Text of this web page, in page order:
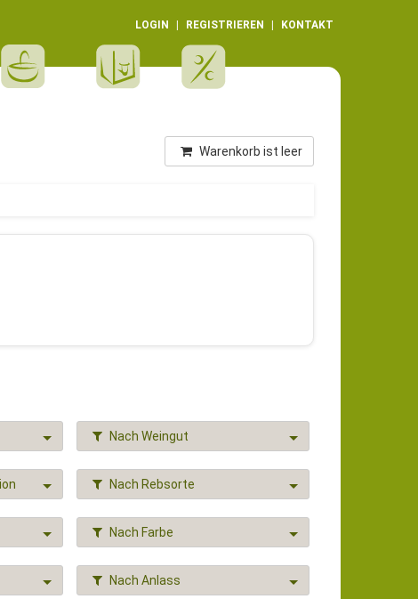
LOGIN REGISTRIEREN KONTAKT
Warenkorb ist leer
Nach Weingut
Nach Rebsorte
Nach Farbe
Nach Anlass